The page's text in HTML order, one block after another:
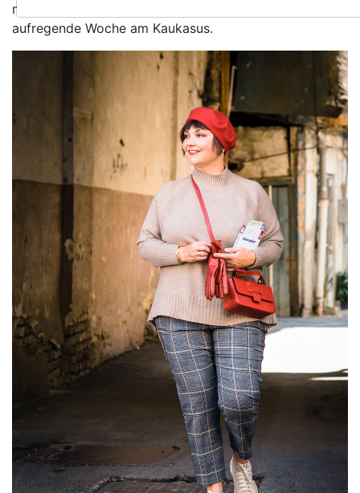
morgens – und starteten in eine abenteuerliche und
aufregende Woche am Kaukasus.